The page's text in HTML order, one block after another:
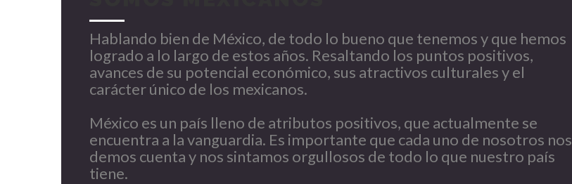
Hablando bien de México, de todo lo bueno que tenemos y que hemos
logrado a lo largo de estos años. Resaltando los puntos positivos,
avances de su potencial económico, sus atractivos culturales y el
carácter único de los mexicanos.
México es un país lleno de atributos positivos, que actualmente se
encuentra a la vanguardia. Es importante que cada uno de nosotros nos
demos cuenta y nos sintamos orgullosos de todo lo que nuestro país
tiene.